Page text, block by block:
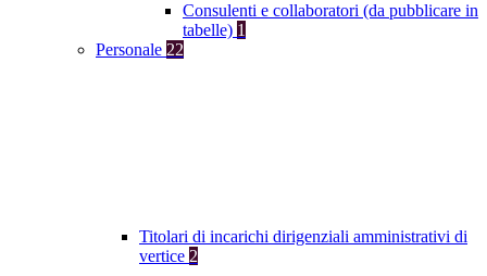
Consulenti e collaboratori (da pubblicare in
tabelle) 1
Personale 22
Titolari di incarichi dirigenziali amministrativi di
vertice 2